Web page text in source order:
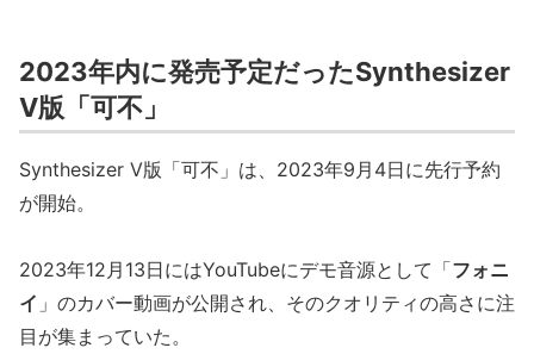
2023年内に発売予定だったSynthesizer
V版「可不」
Synthesizer V版「可不」は、2023年9月4日に先行予約
が開始。
2023年12月13日にはYouTubeにデモ音源として「フォニ
イ 」のカバー動画が公開され、そのクオリティの高さに注
目が集まっていた。